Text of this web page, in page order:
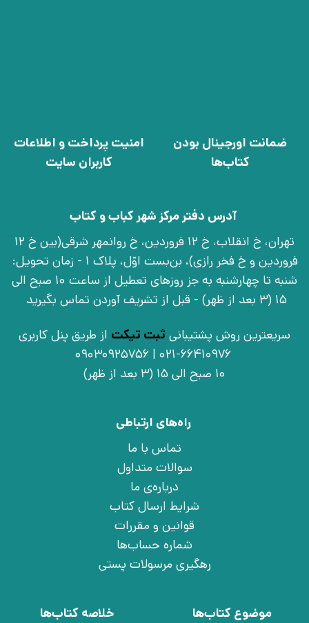
ضمانت اورجینال بودن
کتاب‌ها
امنیت پرداخت و اطلاعات
کاربران سایت
آدرس دفتر مرکز شهر کباب و کتاب
تهران، خ انقلاب، خ 12 فروردین، خ روانمهر شرقی(بین خ 12
فروردین و خ فخر رازی)، بن‌بست اوّل، پلاک 1 - زمان تحویل:
شنبه تا چهارشنبه به جز روزهای تعطیل از ساعت 10 صبح الی
15 (3 بعد از ظهر) - قبل از تشریف آوردن تماس بگیرید
سریعترین روش پشتیبانی ثبت تیکت از طریق پنل کاربری
021-66410976 | 09030925756
10 صبح الی 15 (3 بعد از ظهر)
راه‌های ارتباطی
تماس با ما
سوالات متداول
درباره‌ی ما
شرایط ارسال کتاب
قوانین و مقررات
شماره حساب‌ها
رهگیری مرسولات پستی
موضوع کتاب‌ها
خلاصه کتاب‌ها